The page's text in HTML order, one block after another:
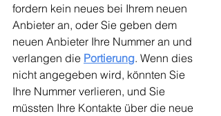
fordern kein neues bei Ihrem neuen
Anbieter an, oder Sie geben dem
neuen Anbieter Ihre Nummer an und
verlangen die Portierung. Wenn dies
nicht angegeben wird, könnten Sie
Ihre Nummer verlieren, und Sie
müssten Ihre Kontakte über die neue